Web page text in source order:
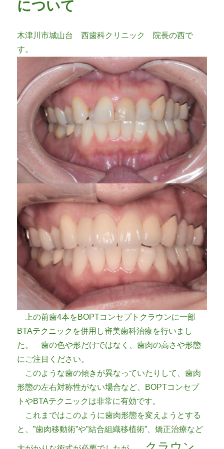
について
木津川市城山台 西歯科クリニック 院長の西で
す。
上の前歯4本をBOPTコンセプトクラウンに一部
BTAテクニックを併用し審美歯科治療を行いまし
た。 歯の色や形だけではなく、歯肉の高さや形態
にご注目ください。
このような歯の傾きが異なっていたりして、歯肉
形態の左右対称性がない場合など、BOPTコンセプ
トやBTAテクニックは非常に有効です。
これまではこのように歯肉形態を変えようとする
と、”歯肉移動術”や”結合組織移植術”、矯正治療など